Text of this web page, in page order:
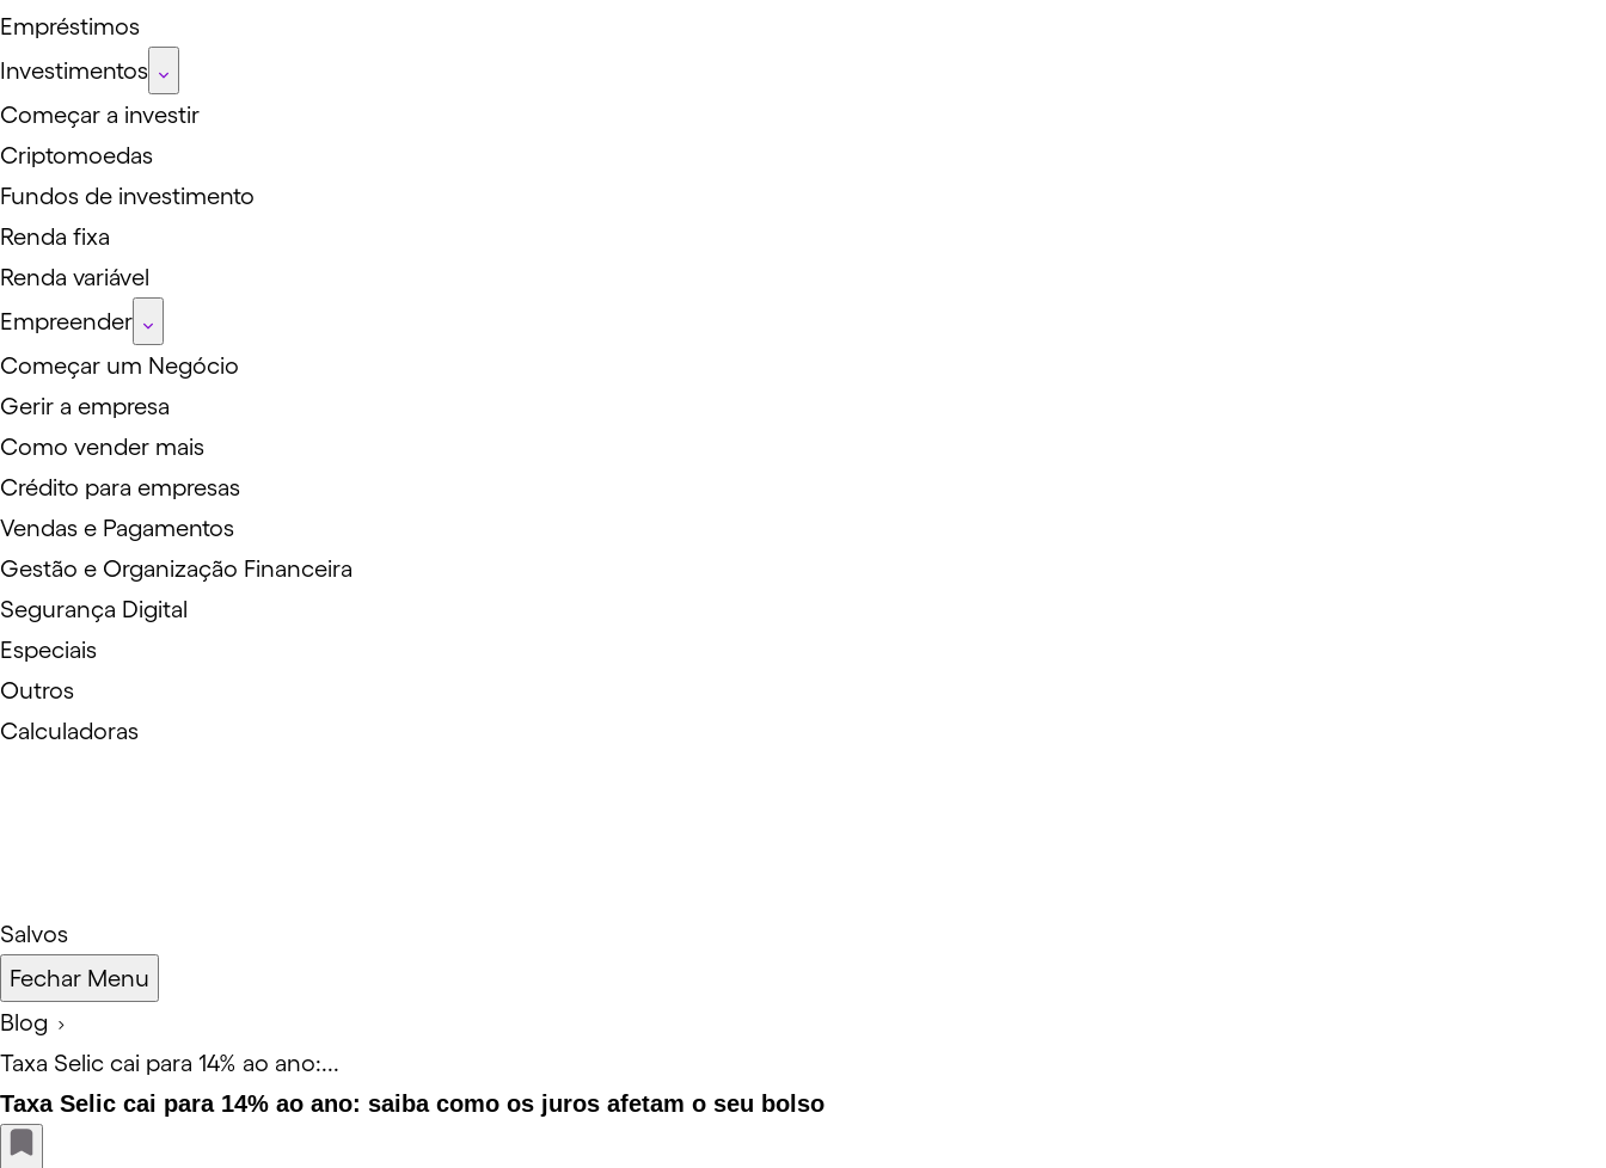
Empréstimos
Investimentos
Começar a investir
Criptomoedas
Fundos de investimento
Renda fixa
Renda variável
Empreender
Começar um Negócio
Gerir a empresa
Como vender mais
Crédito para empresas
Vendas e Pagamentos
Gestão e Organização Financeira
Segurança Digital
Especiais
Outros
Calculadoras
Salvos
Fechar Menu
Blog
Taxa Selic cai para 14% ao ano:...
Taxa Selic cai para 14% ao ano: saiba como os juros afetam o seu bolso